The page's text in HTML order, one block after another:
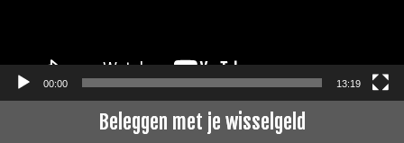
00:00 13:19
Beleggen met je wisselgeld